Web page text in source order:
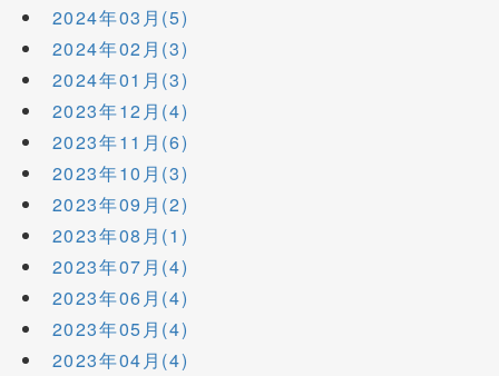
2024年03月(5)
2024年02月(3)
2024年01月(3)
2023年12月(4)
2023年11月(6)
2023年10月(3)
2023年09月(2)
2023年08月(1)
2023年07月(4)
2023年06月(4)
2023年05月(4)
2023年04月(4)